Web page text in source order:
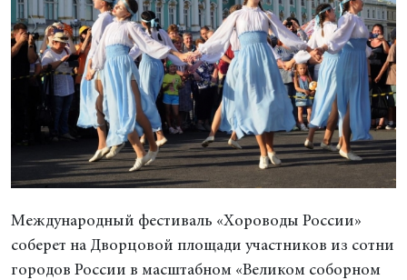
Международный фестиваль «Хороводы России»
соберет на Дворцовой площади участников из сотни
городов России в масштабном «Великом соборном